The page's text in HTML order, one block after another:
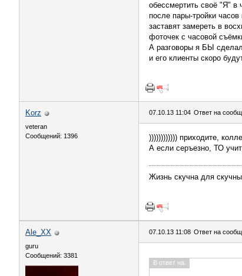
обессмертить своё "Я" в
после пары-тройки
заставят замереть в
фоточек с часовой
А разговоры я БЫ
и его клиенты скоро
Korz
veteran
Сообщений: 1396
07.10.13 11:04 Ответ на
)))))))))))) приходите,
А если серъезно, ТО
Жизнь скучна для
Ale_XX
guru
Сообщений: 3381
07.10.13 11:08 Ответ на
В ответ на: